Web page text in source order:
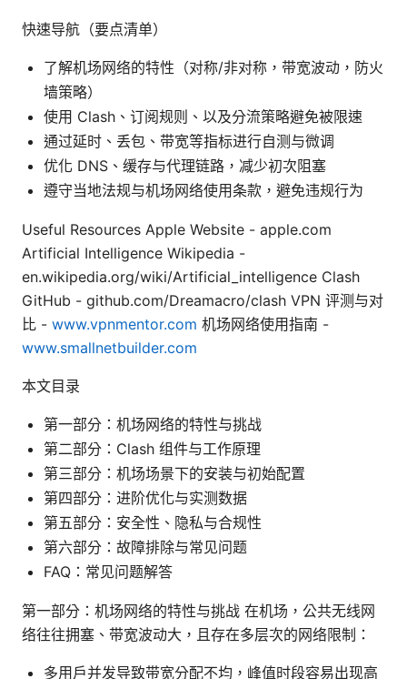
快速导航（要点清单）
了解机场网络的特性（对称/非对称，带宽波动，防火
墙策略）
使用 Clash、订阅规则、以及分流策略避免被限速
通过延时、丢包、带宽等指标进行自测与微调
优化 DNS、缓存与代理链路，减少初次阻塞
遵守当地法规与机场网络使用条款，避免违规行为
Useful Resources Apple Website - apple.com
Artificial Intelligence Wikipedia -
en.wikipedia.org/wiki/Artificial_intelligence Clash
GitHub - github.com/Dreamacro/clash VPN 评测与对
比 - www.vpnmentor.com 机场网络使用指南 -
www.smallnetbuilder.com
本文目录
第一部分：机场网络的特性与挑战
第二部分：Clash 组件与工作原理
第三部分：机场场景下的安装与初始配置
第四部分：进阶优化与实测数据
第五部分：安全性、隐私与合规性
第六部分：故障排除与常见问题
FAQ：常见问题解答
第一部分：机场网络的特性与挑战 在机场，公共无线网
络往往拥塞、带宽波动大，且存在多层次的网络限制：
多用户并发导致带宽分配不均，峰值时段容易出现高